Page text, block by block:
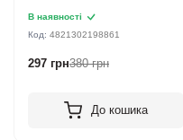
В наявності
Код: 4821302198861
297 грн380 грн
До кошика